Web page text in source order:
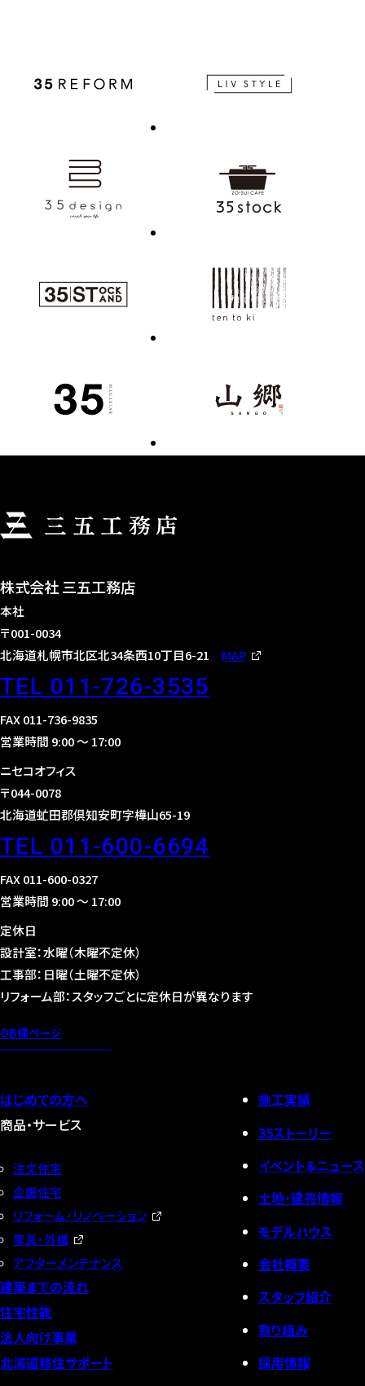
株式会社 三五工務店
本社
〒001-0034
北海道札幌市北区北34条西10丁目6-21
MAP
TEL 011-726-3535
FAX 011-736-9835
営業時間 9:00 〜 17:00
ニセコオフィス
〒044-0078
北海道虻田郡倶知安町字樺山65-19
TEL 011-600-6694
FAX 011-600-0327
営業時間 9:00 〜 17:00
定休日
設計室：水曜（木曜不定休）
工事部：日曜（土曜不定休）
リフォーム部：スタッフごとに定休日が異なります
OB様ページ
はじめての方へ
商品・サービス
注文住宅
企画住宅
リフォーム・リノベーション
家具・外構
アフターメンテナンス
建築までの流れ
住宅性能
法人向け事業
北海道移住サポート
施工実績
35ストーリー
イベント＆ニュース
土地・建売情報
モデルハウス
会社概要
スタッフ紹介
取り組み
採用情報